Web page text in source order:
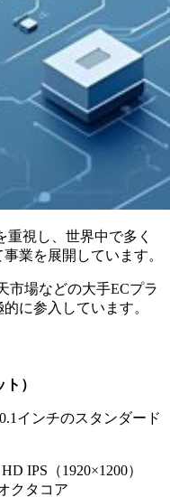
視し、世界中で多く
業を展開しています。
市場などの大手ECプラ
に参入しています。
）
インチのスタンダード
IPS（1920×1200）
クタコア